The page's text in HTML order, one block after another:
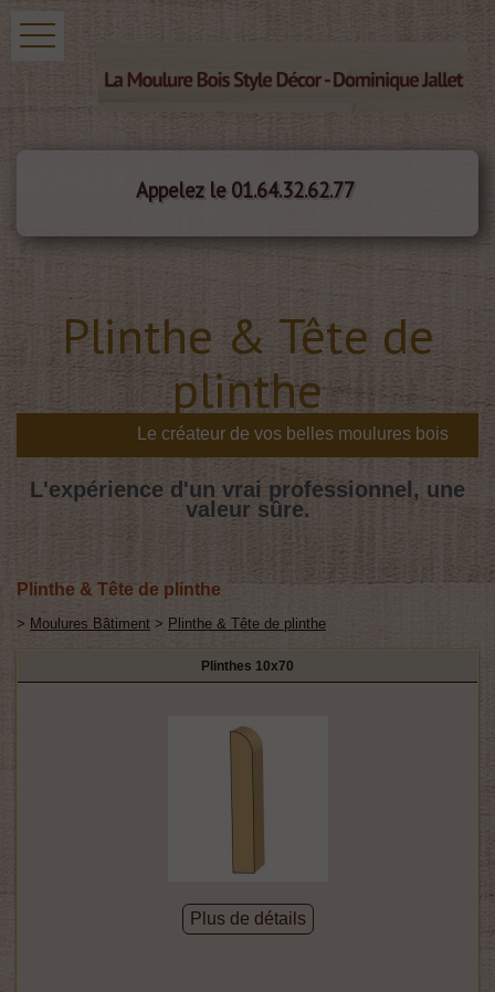
Appelez le 01.64.32.62.77
Plinthe & Tête de
plinthe
L'expérience d'un vrai professionnel, une
valeur sûre.
Plinthe & Tête de plinthe
> Moulures Bâtiment > Plinthe & Tête de plinthe
Plinthes 10x70
Plus de détails